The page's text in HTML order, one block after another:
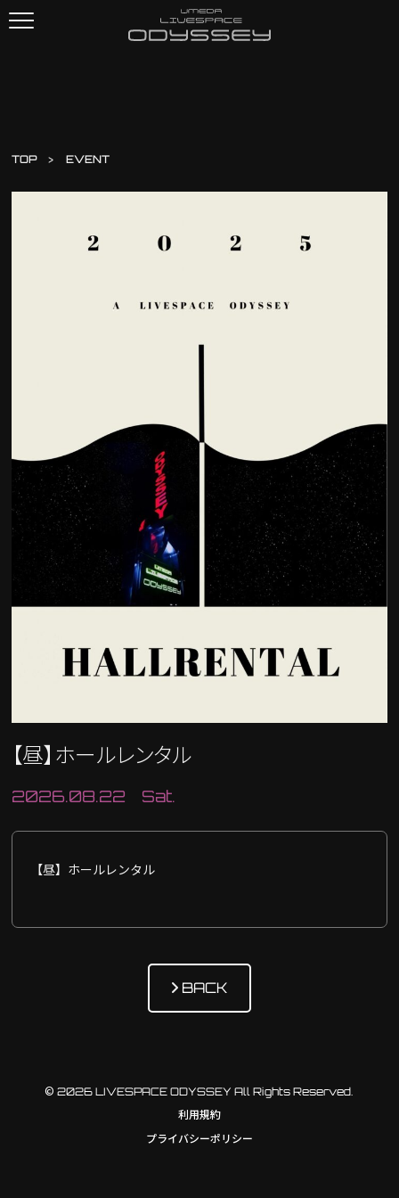
TOP EVENT
【昼】ホールレンタル
2026.08.22 Sat.
【昼】ホールレンタル
BACK
© 2026 LIVESPACE ODYSSEY All Rights Reserved.
利用規約
プライバシーポリシー